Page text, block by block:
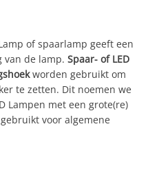
of spaarlamp geeft een
van de lamp. Spaar- of LED
worden gebruikt om
te zetten. Dit noemen we
Lampen met een grote(re)
voor algemene